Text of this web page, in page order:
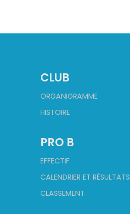
CLUB
ORGANIGRAMME
HISTOIRE
PRO B
EFFECTIF
CALENDRIER ET RÉSULTATS
CLASSEMENT